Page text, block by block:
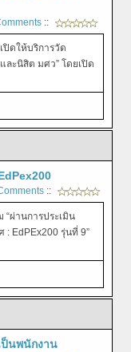
::
ปิดให้บริการวัด
ละนิสิต มศว” โดยเปิด
::
ผ่านการประเมิน
EdPEx200 รุ่นที่ 9”
ป็นพนักงาน